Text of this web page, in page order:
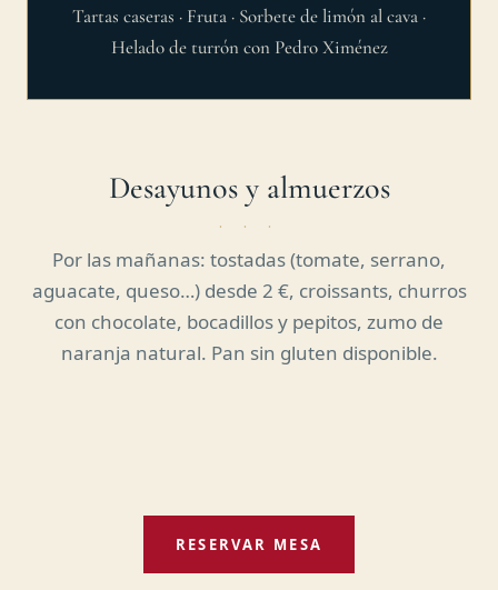
Tartas caseras · Fruta · Sorbete de limón al cava ·
Helado de turrón con Pedro Ximénez
Desayunos y almuerzos
Por las mañanas: tostadas (tomate, serrano,
aguacate, queso…) desde 2 €, croissants, churros
con chocolate, bocadillos y pepitos, zumo de
naranja natural. Pan sin gluten disponible.
RESERVAR MESA